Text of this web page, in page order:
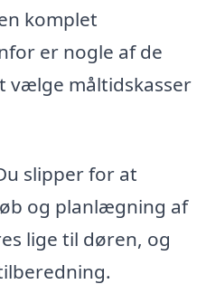
komplet
er nogle af de
vælge måltidskasser
slipper for at
og planlægning af
lige til døren, og